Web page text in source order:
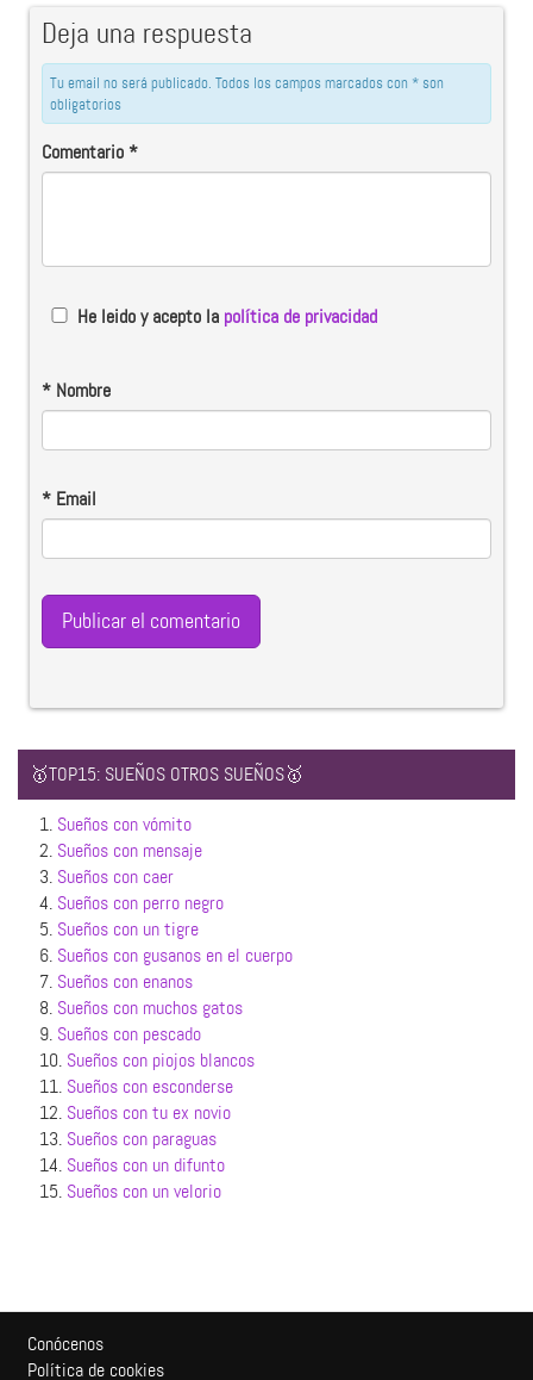
Deja una respuesta
Tu email no será publicado. Todos los campos marcados con * son
obligatorios
Comentario*
He leido y acepto la política de privacidad
* Nombre
* Email
🥇TOP15: SUEÑOS OTROS SUEÑOS🥇
1. Sueños con vómito
2. Sueños con mensaje
3. Sueños con caer
4. Sueños con perro negro
5. Sueños con un tigre
6. Sueños con gusanos en el cuerpo
7. Sueños con enanos
8. Sueños con muchos gatos
9. Sueños con pescado
10. Sueños con piojos blancos
11. Sueños con esconderse
12. Sueños con tu ex novio
13. Sueños con paraguas
14. Sueños con un difunto
15. Sueños con un velorio
Conócenos
Política de cookies